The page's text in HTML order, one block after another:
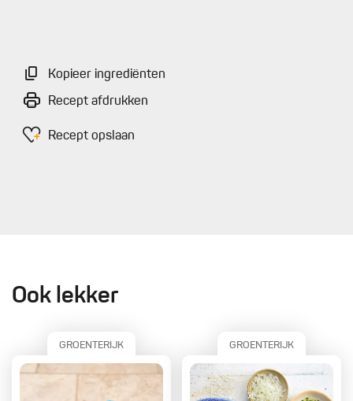
Kopieer ingrediënten
Recept afdrukken
Recept opslaan
Ook lekker
GROENTERIJK GROENTERIJK